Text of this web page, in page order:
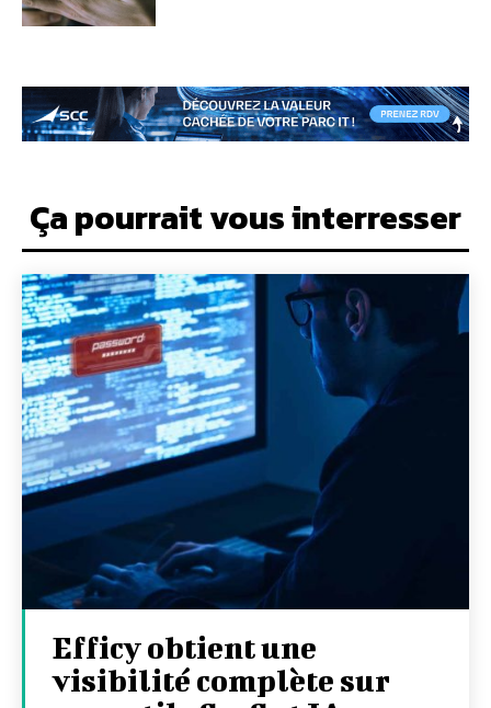
Ça pourrait vous interresser
Efficy obtient une
visibilité complète sur